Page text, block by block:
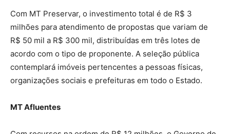
Com MT Preservar, o investimento total é de R$ 3
milhões para atendimento de propostas que variam de
R$ 50 mil a R$ 300 mil, distribuídas em três lotes de
acordo com o tipo de proponente. A seleção pública
contemplará imóveis pertencentes a pessoas físicas,
organizações sociais e prefeituras em todo o Estado.
MT Afluentes